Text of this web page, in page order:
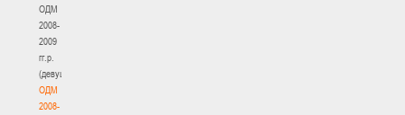
ОДМ
2008-
2009
гг.р.
(девушки)
ОДМ
2008-